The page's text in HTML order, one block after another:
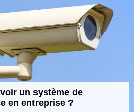
un système de
en entreprise ?